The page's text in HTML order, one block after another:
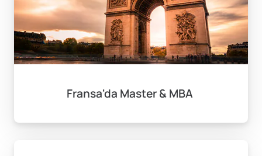
Fransa'da Master & MBA